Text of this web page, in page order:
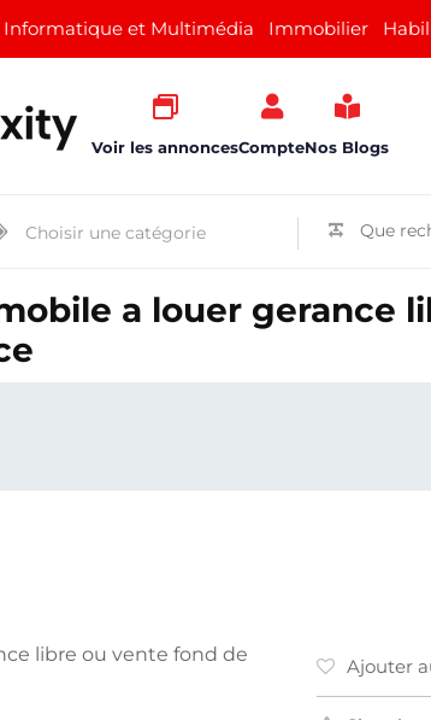
Informatique et Multimédia Immobilier
Voir les annoncesCompteNos Blogs
a louer gerance
libre ou vente fond de
Ajouter